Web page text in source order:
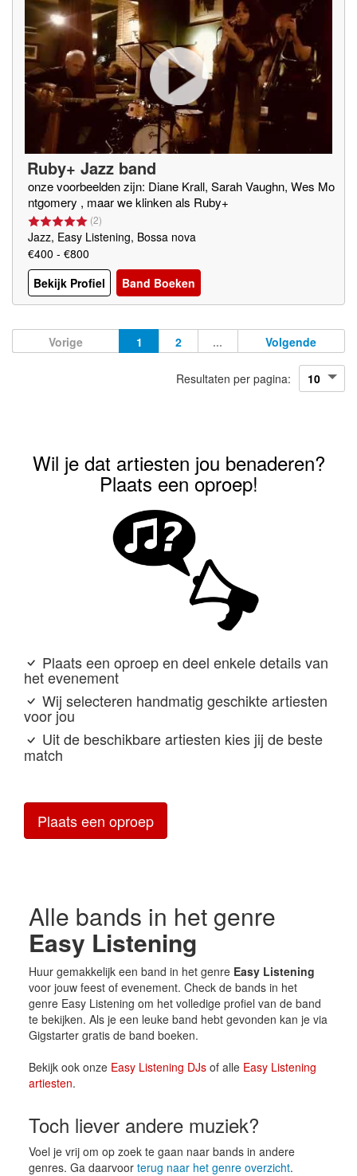
Ruby+ Jazz band
onze voorbeelden zijn: Diane Krall, Sarah Vaughn, Wes Mo
ntgomery , maar we klinken als Ruby+
(2)
Jazz, Easy Listening, Bossa nova
€400 - €800
Bekijk Profiel
Band Boeken
Vorige 1 2 ... Volgende
Resultaten per pagina:
Wil je dat artiesten jou benaderen?
Plaats een oproep!
Plaats een oproep en deel enkele details van
het evenement
Wij selecteren handmatig geschikte artiesten
voor jou
Uit de beschikbare artiesten kies jij de beste
match
Plaats een oproep
Alle bands in het genre
Easy Listening
Huur gemakkelijk een band in het genre Easy Listening
voor jouw feest of evenement. Check de bands in het
genre Easy Listening om het volledige profiel van de band
te bekijken. Als je een leuke band hebt gevonden kan je via
Gigstarter gratis de band boeken.
Bekijk ook onze Easy Listening DJsof alle Easy Listening
artiesten.
Toch liever andere muziek?
Voel je vrij om op zoek te gaan naar bands in andere
genres. Ga daarvoor terug naar het genre overzicht.